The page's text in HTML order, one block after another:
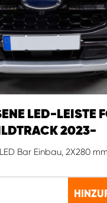
LED-LEISTE
2023-
LED Bar Einbau, 2X280